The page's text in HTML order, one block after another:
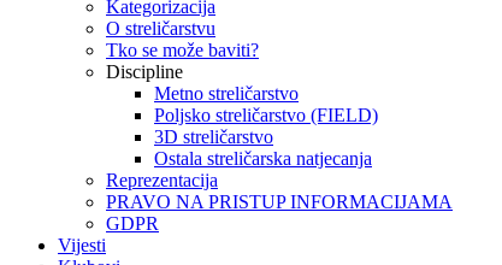
Kategorizacija
O streličarstvu
Tko se može baviti?
Discipline
Metno streličarstvo
Poljsko streličarstvo (FIELD)
3D streličarstvo
Ostala streličarska natjecanja
Reprezentacija
PRAVO NA PRISTUP INFORMACIJAMA
GDPR
Vijesti